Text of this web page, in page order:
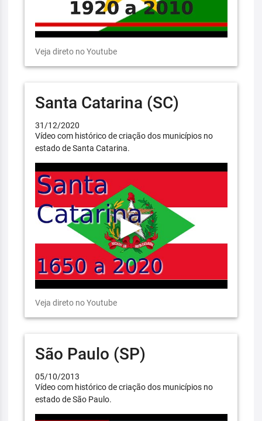
Veja direto no Youtube
Santa Catarina (SC)
31/12/2020
Vídeo com histórico de criação dos municípios no
estado de Santa Catarina.
Veja direto no Youtube
São Paulo (SP)
05/10/2013
Vídeo com histórico de criação dos municípios no
estado de São Paulo.